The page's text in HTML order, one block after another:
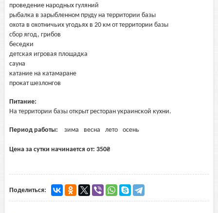
проведение народных гуляний
рыбалка в зарыбленном пруду на территории базы
охота в охотничьих угодьях в 20 км от территории базы
сбор ягод, грибов
беседки
детская игровая площадка
сауна
катание на катамаране
прокат шезлонгов
Питание:
На территории базы открыт ресторан украинской кухни.
Период работы: зима весна лето осень
Цена за сутки начинается от: 350₴
Поделиться: